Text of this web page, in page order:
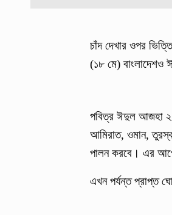
চাঁদ দেখার ওপর
(১৮ মে) বাংলাদেশও
পবিত্র ঈদুল আজহা
আমিরাত, ওমান,
পালন করবে। এর
এখন পর্যন্ত প্রাপ্ত